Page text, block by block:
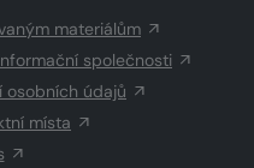
materiálům
společnosti
osobních údajů
místa